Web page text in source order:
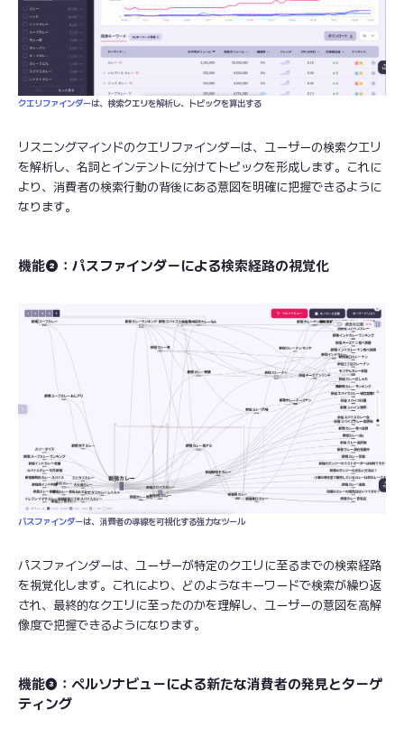
クエリファインダーは、検索クエリを解析し、トピックを算出する
リスニングマインドのクエリファインダーは、ユーザーの検索クエリ
を解析し、名詞とインテントに分けてトピックを形成します。これに
より、消費者の検索行動の背後にある意図を明確に把握できるように
なります。
機能❷：パスファインダーによる検索経路の視覚化
パスファインダーは、消費者の導線を可視化する強力なツール
パスファインダーは、ユーザーが特定のクエリに至るまでの検索経路
を視覚化します。これにより、どのようなキーワードで検索が繰り返
され、最終的なクエリに至ったのかを理解し、ユーザーの意図を高解
像度で把握できるようになります。
機能❸：ペルソナビューによる新たな消費者の発見とターゲ
ティング